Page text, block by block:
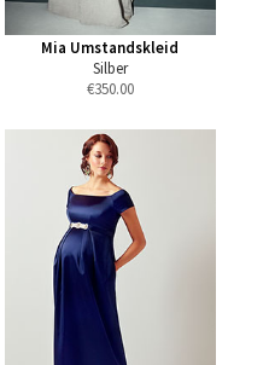
Mia Umstandskleid
Silber
€350.00